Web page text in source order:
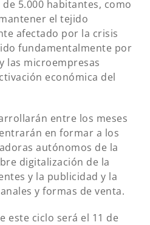
5.000 habitantes, como
el tejido
afectado por la crisis
fundamentalmente por
las microempresas
económica del
entre los meses
en formar a los
autónomos de la
digitalización de la
y la publicidad y la
y formas de venta.
este ciclo será el 11 de